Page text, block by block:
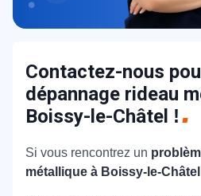
Contactez-nous
dépannage rideau
Boissy-le-Châtel !
Si vous rencontrez un
métallique à Boissy-le-Châtel